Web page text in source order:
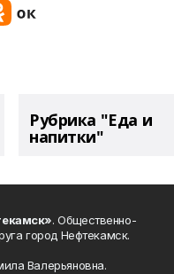
Рубрика "Еда и
напитки"
. Общественно-
город Нефтекамск.
Валерьяновна.